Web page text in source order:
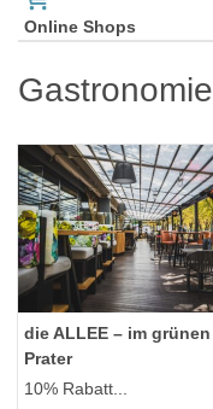
Online Shops
Gastronomie
die ALLEE – im grünen
Prater
10% Rabatt...